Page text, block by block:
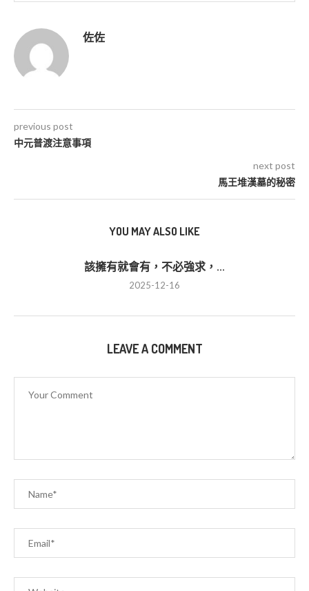
佐佐
previous post
中元普渡注意事項
next post
馬王堆漢墓的秘密
YOU MAY ALSO LIKE
該擁有就會有，不必強求，...
2025-12-16
LEAVE A COMMENT